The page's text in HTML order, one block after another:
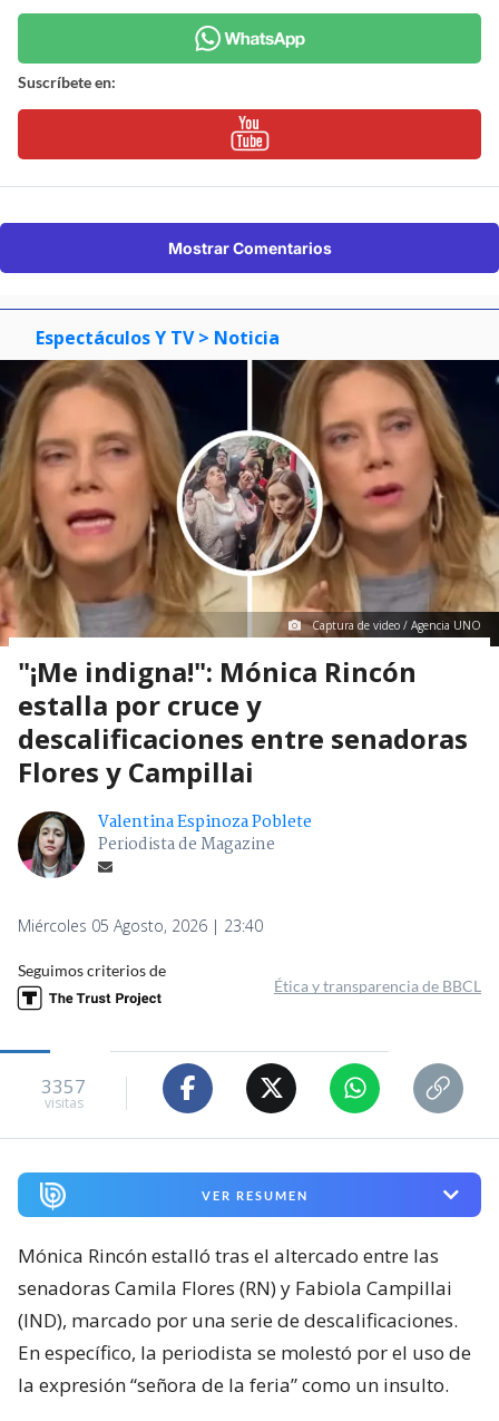
Suscríbete en:
Mostrar Comentarios
Espectáculos Y TV > Noticia
Captura de video / Agencia UNO
"¡Me indigna!": Mónica Rincón
estalla por cruce y
descalificaciones entre senadoras
Flores y Campillai
Valentina Espinoza Poblete
Periodista de Magazine
Miércoles 05 Agosto, 2026 | 23:40
Seguimos criterios de
Ética y transparencia de BBCL
3357
visitas
VER RESUMEN
Mónica Rincón estalló tras el altercado entre las
senadoras Camila Flores (RN) y Fabiola Campillai
(IND), marcado por una serie de descalificaciones.
En específico, la periodista se molestó por el uso de
la expresión “señora de la feria” como un insulto.